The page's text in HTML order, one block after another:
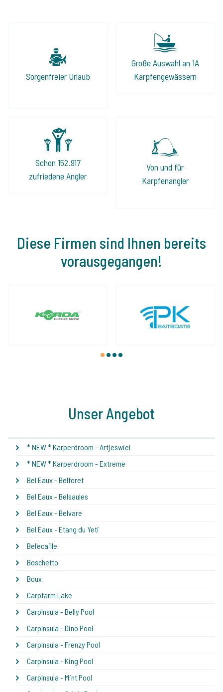
Sorgenfreier Urlaub
Große Auswahl an 1A
Karpfengewässern
Schon 152.917
zufriedene Angler
Von und für
Karpfenangler
Diese Firmen sind Ihnen bereits
vorausgegangen!
1 2 3 4
Unser Angebot
* NEW * Karperdroom - Artjeswiel
* NEW * Karperdroom - Extreme
Bel Eaux - Belforet
Bel Eaux - Belsaules
Bel Eaux - Belvare
Bel Eaux - Etang du Yeti
Bel'ecaille
Boschetto
Boux
Carpfarm Lake
CarpInsula - Belly Pool
CarpInsula - Dino Pool
CarpInsula - Frenzy Pool
CarpInsula - King Pool
CarpInsula - Mint Pool